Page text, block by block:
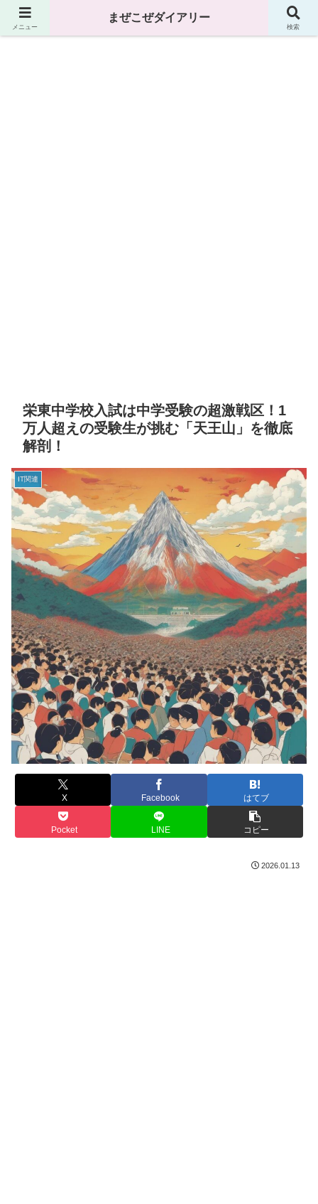
まぜこぜダイアリー
栄東中学校入試は中学受験の超激戦区！1
万人超えの受験生が挑む「天王山」を徹底
解剖！
IT関連
X Facebook はてブ
Pocket LINE コピー
2026.01.13
メニュー
まぜこぜダイアリー
検索